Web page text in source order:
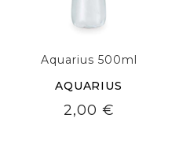
Aquarius 500ml
AQUARIUS
Precio
2,00 €